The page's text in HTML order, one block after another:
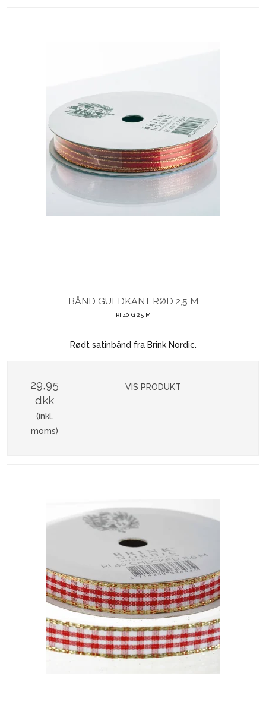
BÅND GULDKANT RØD 2,5 M
RI 40 G 2,5 M
Rødt satinbånd fra Brink Nordic.
29,95
dkk
(inkl.
moms)
VIS PRODUKT